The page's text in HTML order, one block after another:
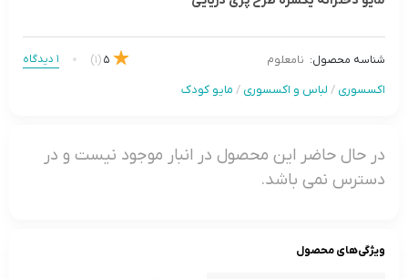
شناسه محصول: نامعلوم 5
(1) 1 دیدگاه
اکسسوری / لباس و اکسسوری / مایو کودک
در حال حاضر این محصول در انبار موجود نیست و در
دسترس نمی باشد.
ویژگی‌های محصول